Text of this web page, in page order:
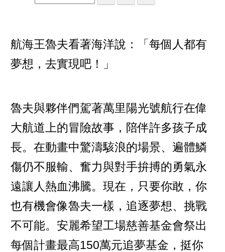
航海王魯夫看著海洋說：「每個人都有
夢想，去實現吧！」
魯夫與夥伴們駕著萬里陽光號航行在偉
大航道上的冒險故事，陪伴許多孩子成
長。在動畫中驚濤駭浪的場景、遍體鱗
傷仍不服輸、奮力與對手拚搏的勇氣永
遠讓人熱血沸騰。現在，只要你敢，你
也有機會像魯夫一樣，追逐夢想、挑戰
不可能。安麗希望工場慈善基金會祭出
每個計畫最高150萬元追夢基金，挺你